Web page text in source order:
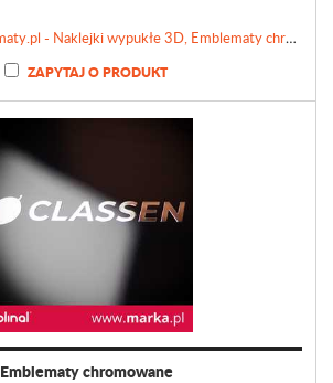
POLINAL® - Emblematy.pl - Naklejki wypukłe 3D, Emblematy chromowane, Tabliczki, Etykiety
ZAPYTAJ O PRODUKT
Emblematy chromowane